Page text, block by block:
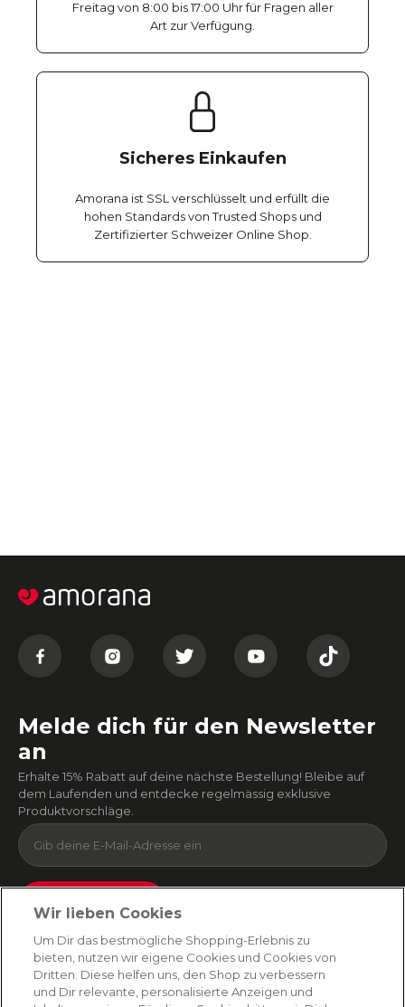
Freitag von 8:00 bis 17:00 Uhr für Fragen aller
Art zur Verfügung.
Sicheres Einkaufen
Amorana ist SSL verschlüsselt und erfüllt die
hohen Standards von Trusted Shops und
Zertifizierter Schweizer Online Shop.
Melde dich für den Newsletter
an
Erhalte 15% Rabatt auf deine nächste Bestellung! Bleibe auf
dem Laufenden und entdecke regelmässig exklusive
Produktvorschläge.
Absenden
Du kannst dich jederzeit von unserem Newsletter abmelden. Indem du fortfährst, stimmst
du unseren E-Mail-Bedingungenund Datenschutzbestimmungen zu
Wir lieben Cookies
Um Dir das bestmögliche Shopping-Erlebnis zu
bieten, nutzen wir eigene Cookies und Cookies von
Dritten. Diese helfen uns, den Shop zu verbessern
und Dir relevante, personalisierte Anzeigen und